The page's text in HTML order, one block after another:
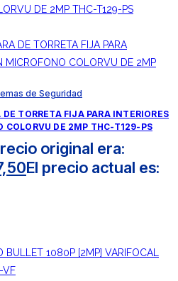
de Seguridad
TORRETA FIJA PARA INTERIORES
COLORVU DE 2MP THC-T129-PS
original era:
El precio actual es: